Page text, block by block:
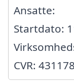
Ansatte:
Startdato:
CVR: